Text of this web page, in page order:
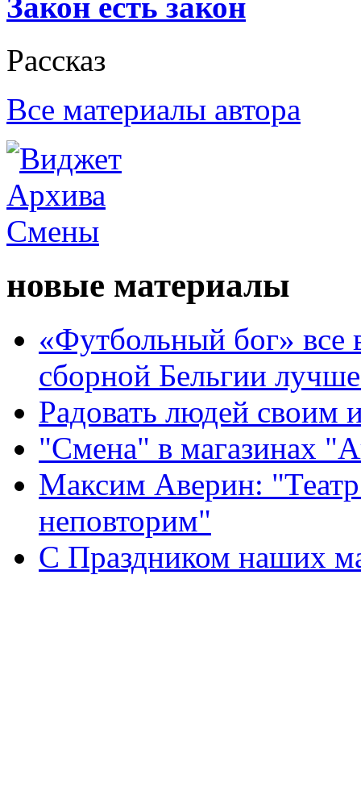
Рассказ
Все материалы автора
новые материалы
«Футбольный бог» все
сборной Бельгии
Радовать людей своим
"Смена" в магазинах
Максим Аверин:
неповторим"
С Праздником наших